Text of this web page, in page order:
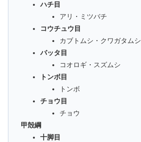
ハチ目
アリ・ミツバチ
コウチュウ目
カブトムシ・クワガタムシ
バッタ目
コオロギ・スズムシ
トンボ目
トンボ
チョウ目
チョウ
甲殻綱
十脚目